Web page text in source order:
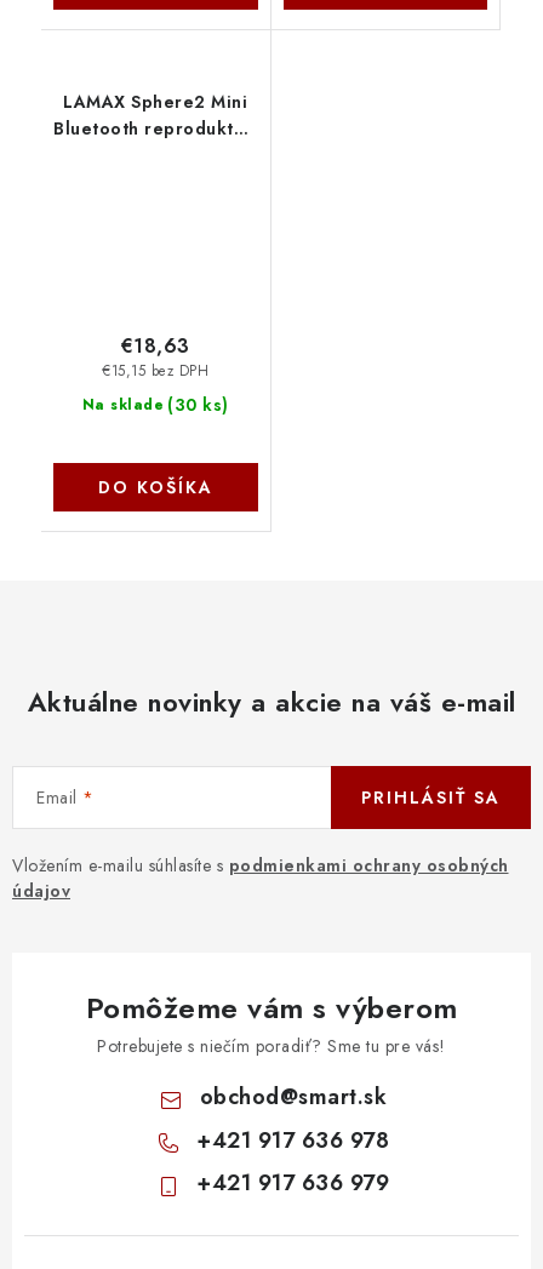
LAMAX Sphere2 Mini
Bluetooth reproduktor,
Na sklade (30 ks)
€15,15 bez DPH
€18,63
DO KOŠÍKA
Aktuálne novinky a akcie na váš e-mail
Email
Vložením e-mailu súhlasíte s podmienkami ochrany osobných
údajov
PRIHLÁSIŤ SA
Pomôžeme vám s výberom
Potrebujete s niečím poradiť? Sme tu pre vás!
obchod@smart.sk
+421 917 636 978
+421 917 636 979